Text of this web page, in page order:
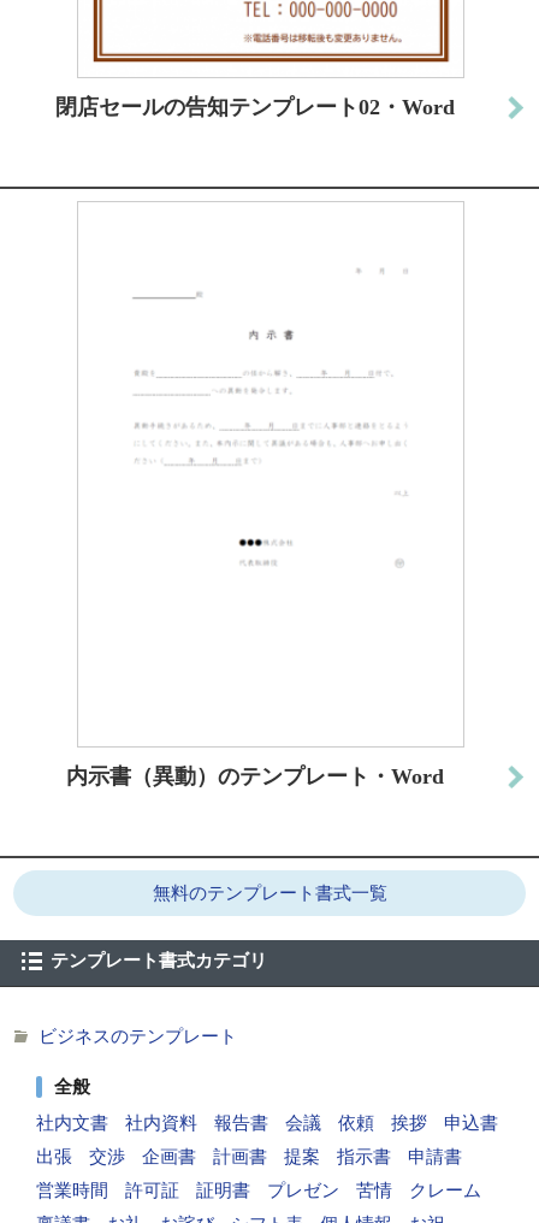
閉店セールの告知テンプレート02・Word
内示書（異動）のテンプレート・Word
無料のテンプレート書式一覧
テンプレート書式カテゴリ
ビジネスのテンプレート
全般
社内文書
社内資料 報告書 会議 依頼 挨拶
申込書
出張
交渉 企画書 計画書 提案 指示書
申請書
営業時間
許可証 証明書 プレゼン 苦情
クレーム